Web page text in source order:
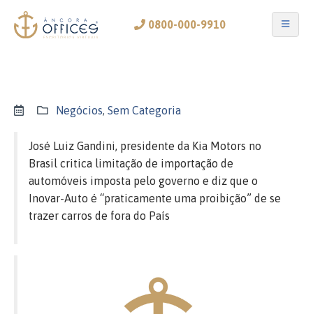
0800-000-9910
Negócios, Sem Categoria
José Luiz Gandini, presidente da Kia Motors no
Brasil critica limitação de importação de
automóveis imposta pelo governo e diz que o
Inovar-Auto é “praticamente uma proibição” de se
trazer carros de fora do País